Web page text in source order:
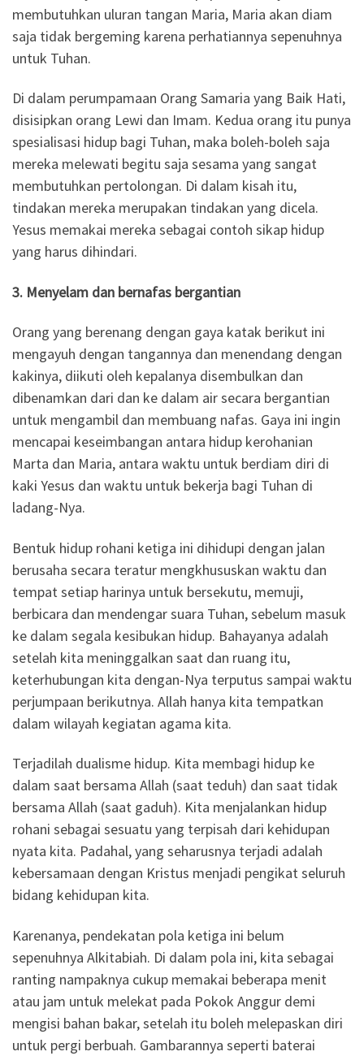
membutuhkan uluran tangan Maria, Maria akan diam
saja tidak bergeming karena perhatiannya sepenuhnya
untuk Tuhan.
Di dalam perumpamaan Orang Samaria yang Baik Hati,
disisipkan orang Lewi dan Imam. Kedua orang itu punya
spesialisasi hidup bagi Tuhan, maka boleh-boleh saja
mereka melewati begitu saja sesama yang sangat
membutuhkan pertolongan. Di dalam kisah itu,
tindakan mereka merupakan tindakan yang dicela.
Yesus memakai mereka sebagai contoh sikap hidup
yang harus dihindari.
3. Menyelam dan bernafas bergantian
Orang yang berenang dengan gaya katak berikut ini
mengayuh dengan tangannya dan menendang dengan
kakinya, diikuti oleh kepalanya disembulkan dan
dibenamkan dari dan ke dalam air secara bergantian
untuk mengambil dan membuang nafas. Gaya ini ingin
mencapai keseimbangan antara hidup kerohanian
Marta dan Maria, antara waktu untuk berdiam diri di
kaki Yesus dan waktu untuk bekerja bagi Tuhan di
ladang-Nya.
Bentuk hidup rohani ketiga ini dihidupi dengan jalan
berusaha secara teratur mengkhususkan waktu dan
tempat setiap harinya untuk bersekutu, memuji,
berbicara dan mendengar suara Tuhan, sebelum masuk
ke dalam segala kesibukan hidup. Bahayanya adalah
setelah kita meninggalkan saat dan ruang itu,
keterhubungan kita dengan-Nya terputus sampai waktu
perjumpaan berikutnya. Allah hanya kita tempatkan
dalam wilayah kegiatan agama kita.
Terjadilah dualisme hidup. Kita membagi hidup ke
dalam saat bersama Allah (saat teduh) dan saat tidak
bersama Allah (saat gaduh). Kita menjalankan hidup
rohani sebagai sesuatu yang terpisah dari kehidupan
nyata kita. Padahal, yang seharusnya terjadi adalah
kebersamaan dengan Kristus menjadi pengikat seluruh
bidang kehidupan kita.
Karenanya, pendekatan pola ketiga ini belum
sepenuhnya Alkitabiah. Di dalam pola ini, kita sebagai
ranting nampaknya cukup memakai beberapa menit
atau jam untuk melekat pada Pokok Anggur demi
mengisi bahan bakar, setelah itu boleh melepaskan diri
untuk pergi berbuah. Gambarannya seperti baterai